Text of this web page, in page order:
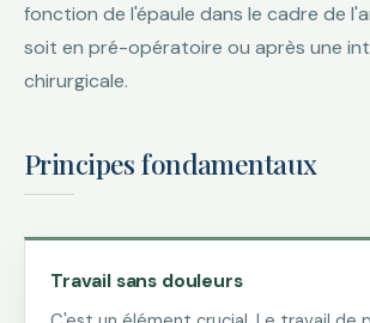
fonction de l'épaule dans le cadre de
soit en pré-opératoire ou après une
chirurgicale.
Principes fondamentaux
Travail sans douleurs